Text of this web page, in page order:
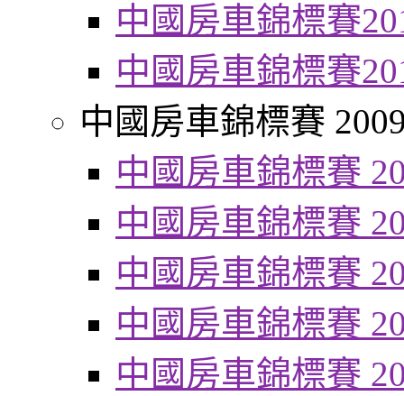
中國房車錦標賽
中國房車錦標賽
中國房車錦標賽
中國房車錦標賽
中國房車錦標賽
中國房車錦標賽
中國房車錦標賽
中國房車錦標賽